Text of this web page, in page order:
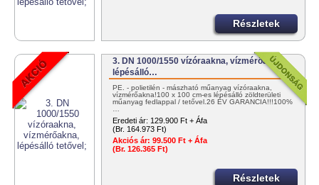
Részletek
3. DN 1000/1550 vízóraakna, vízmérőakna,
lépésálló…
PE. - polietilén - mászható műanyag vízóraakna,
vízmérőakna!100 x 100 cm-es lépésálló zöldterületi
műanyag fedlappal / tetővel.26 ÉV GARANCIA!!!100%
…
Eredeti ár: 129.900 Ft + Áfa
(Br. 164.973 Ft)
Akciós ár: 99.500 Ft + Áfa
(Br. 126.365 Ft)
Részletek